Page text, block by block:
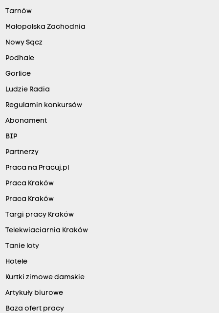
Tarnów
Małopolska Zachodnia
Nowy Sącz
Podhale
Gorlice
Ludzie Radia
Regulamin konkursów
Abonament
BIP
Partnerzy
Praca na Pracuj.pl
Praca Kraków
Praca Kraków
Targi pracy Kraków
Telekwiaciarnia Kraków
Tanie loty
Hotele
Kurtki zimowe damskie
Artykuły biurowe
Baza ofert pracy